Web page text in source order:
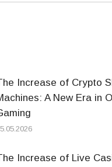
Increase of Crypto
A New Era in
Increase of Live